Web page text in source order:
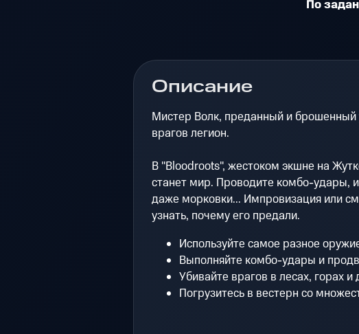
По
Описание
Мистер Волк, преданный и
врагов легион.
В "Bloodroots", жестоком экшне на
станет мир. Проводите комбо-удары,
даже морковки... Импровизация или
узнать, почему его предали.
Используйте самое разное
Выполняйте комбо-удары и
Убивайте врагов в лесах, горах и
Погрузитесь в вестерн со